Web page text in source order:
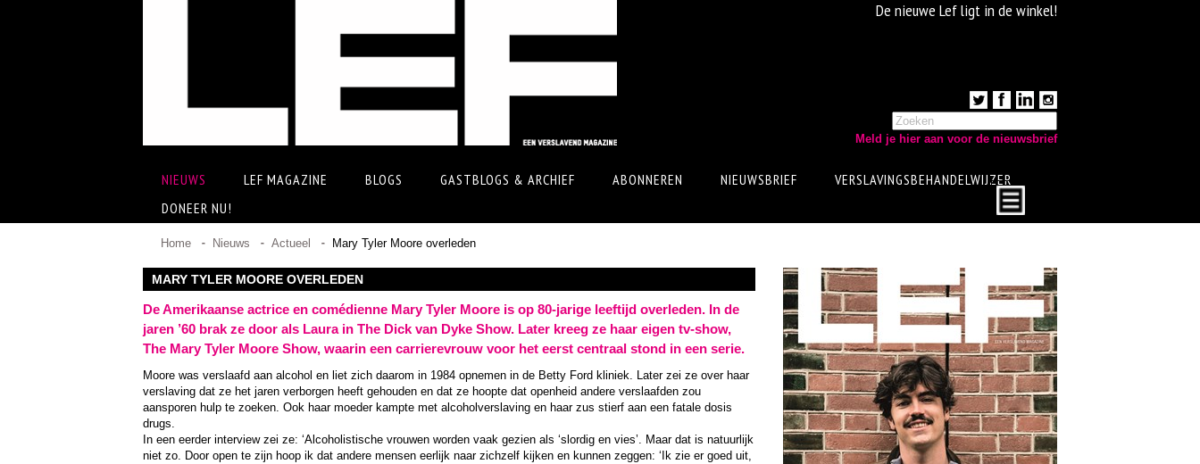
De nieuwe Lef ligt in de winkel!
Meld je hier aan voor de nieuwsbrief
NIEUWS LEF MAGAZINE BLOGS GASTBLOGS & ARCHIEF ABONNEREN NIEUWSBRIEF
VERSLAVINGSBEHANDELWIJZER
DONEER NU!
Home Nieuws Actueel Mary Tyler Moore overleden
MARY TYLER MOORE OVERLEDEN
De Amerikaanse actrice en comédienne Mary Tyler Moore is op 80-jarige leeftijd overleden. In de
jaren ’60 brak ze door als Laura in The Dick van Dyke Show. Later kreeg ze haar eigen tv-show,
The Mary Tyler Moore Show, waarin een carrierevrouw voor het eerst centraal stond in een serie.
Moore was verslaafd aan alcohol en liet zich daarom in 1984 opnemen in de Betty Ford kliniek. Later zei ze over haar
verslaving dat ze het jaren verborgen heeft gehouden en dat ze hoopte dat openheid andere verslaafden zou
aansporen hulp te zoeken. Ook haar moeder kampte met alcoholverslaving en haar zus stierf aan een fatale dosis
drugs.
In een eerder interview zei ze: ‘Alcoholistische vrouwen worden vaak gezien als ‘slordig en vies’. Maar dat is natuurlijk
niet zo. Door open te zijn hoop ik dat andere mensen eerlijk naar zichzelf kijken en kunnen zeggen: ‘Ik zie er goed uit,